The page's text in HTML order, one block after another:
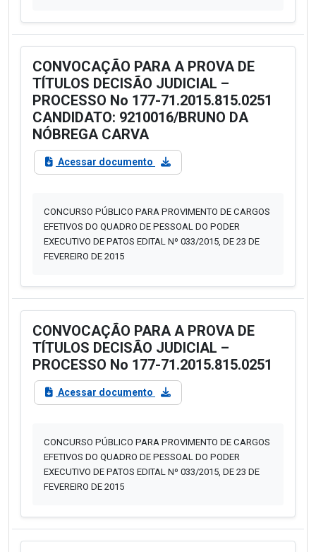
CONVOCAÇÃO PARA A PROVA DE
TÍTULOS DECISÃO JUDICIAL –
PROCESSO No 177-71.2015.815.0251
CANDIDATO: 9210016/BRUNO DA
NÓBREGA CARVA
Acessar documento
CONCURSO PÚBLICO PARA PROVIMENTO DE CARGOS
EFETIVOS DO QUADRO DE PESSOAL DO PODER
EXECUTIVO DE PATOS EDITAL Nº 033/2015, DE 23 DE
FEVEREIRO DE 2015
CONVOCAÇÃO PARA A PROVA DE
TÍTULOS DECISÃO JUDICIAL –
PROCESSO No 177-71.2015.815.0251
Acessar documento
CONCURSO PÚBLICO PARA PROVIMENTO DE CARGOS
EFETIVOS DO QUADRO DE PESSOAL DO PODER
EXECUTIVO DE PATOS EDITAL Nº 033/2015, DE 23 DE
FEVEREIRO DE 2015